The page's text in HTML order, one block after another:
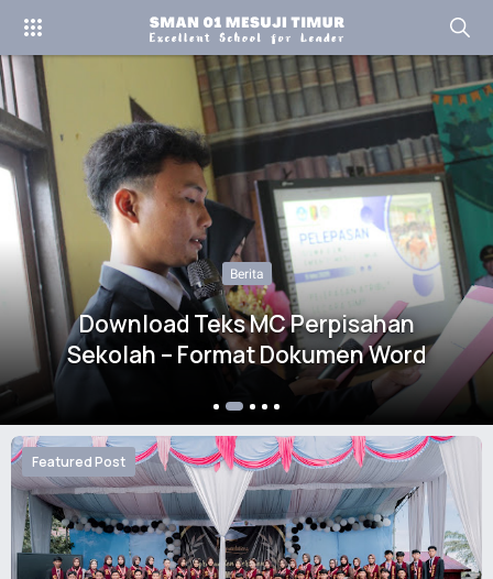
Berita
Studi Wisata SMA Negeri 01 Mesuji
Timur Tahun 2022
Featured Post